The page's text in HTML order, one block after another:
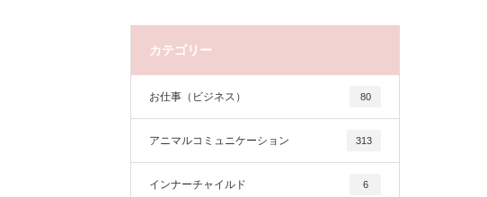
カテゴリー
お仕事（ビジネス） 80
アニマルコミュニケーション 313
インナーチャイルド 6